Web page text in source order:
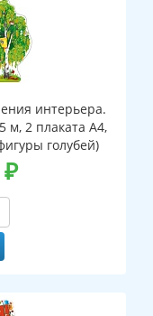
интерьера.
м, 2 плаката А4,
голубей)
₽